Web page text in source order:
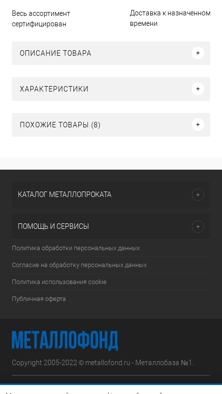
Весь ассортимент
сертифицирован
Доставка к назначенному
времени
ОПИСАНИЕ ТОВАРА
ХАРАКТЕРИСТИКИ
ПОХОЖИЕ ТОВАРЫ (8)
КАТАЛОГ МЕТАЛЛОПРОКАТА
ПОМОЩЬ И СЕРВИСЫ
Политика обработки персональных данных
Согласие на обработку персональных данных
Политика использования cookie
Публичная оферта
Copyright 2005-2022 © metallofond.ru - Металлобаза №1.
Московская область, Ступинский р-н, д.Сотниково,